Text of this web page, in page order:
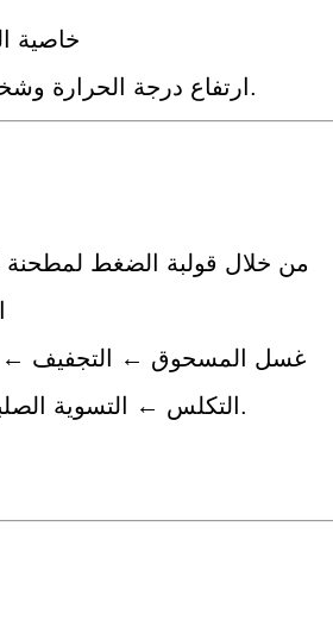
خاصية
ارتفاع درجة الحرارة وشخصية مقاومة درجات الحرارة المنخفضة.
من خلال قولبة الضغط لمطحنة
2. غسل المسحوق ← التجفيف
التكلس ← التسوية الصلبة ← الطعم ← سدادة اللحام ← العبوة.